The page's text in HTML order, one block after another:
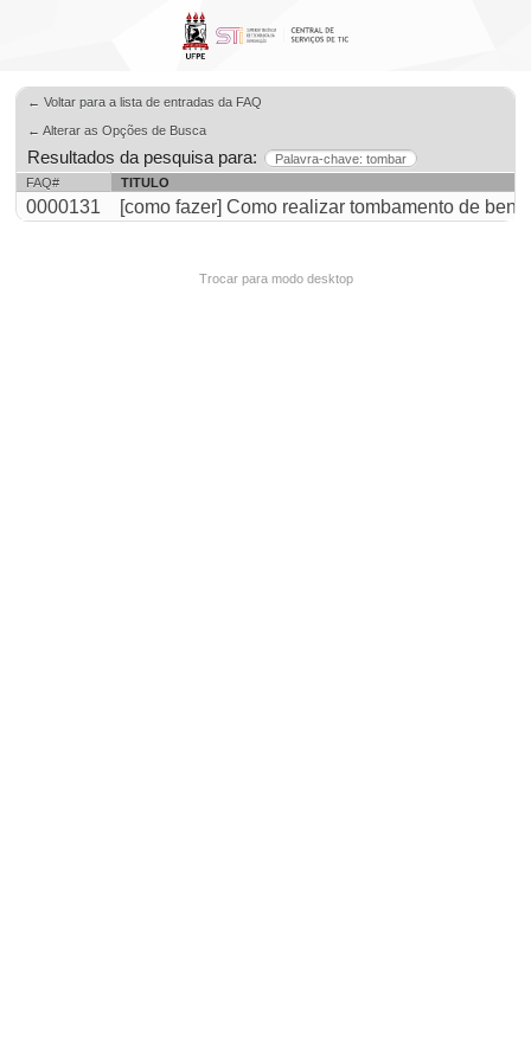
← Voltar para a lista de entradas da FAQ
← Alterar as Opções de Busca
Resultados da pesquisa para:
Palavra-chave: tombar
FAQ#
TITULO
0000131 [como fazer] Como realizar tombamento de
Trocar para modo desktop